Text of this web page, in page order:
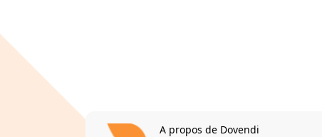
A propos de Dovendi